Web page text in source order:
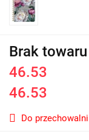
Brak
46.53
46.53
Do przechowalni